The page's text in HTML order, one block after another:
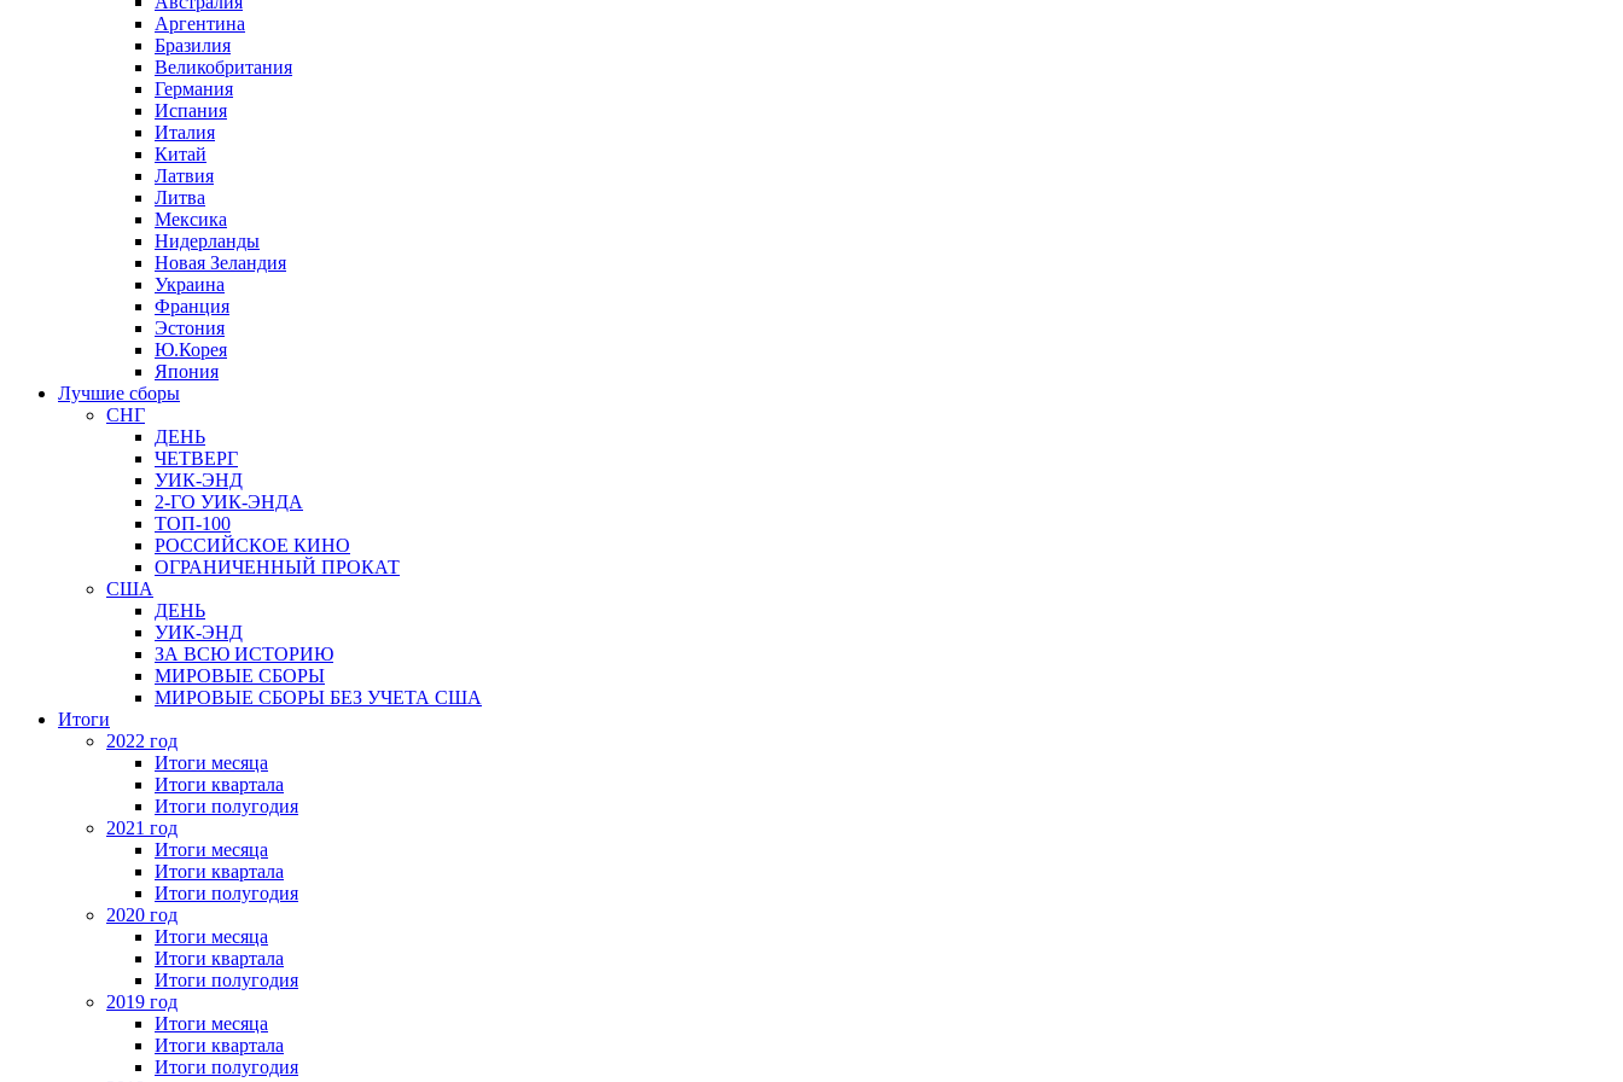
Аргентина
Бразилия
Великобритания
Германия
Испания
Италия
Китай
Латвия
Литва
Мексика
Нидерланды
Новая Зеландия
Украина
Франция
Эстония
Ю.Корея
Япония
Лучшие сборы
СНГ
ДЕНЬ
ЧЕТВЕРГ
УИК-ЭНД
2-ГО УИК-ЭНДА
ТОП-100
РОССИЙСКОЕ КИНО
ОГРАНИЧЕННЫЙ ПРОКАТ
США
ДЕНЬ
УИК-ЭНД
ЗА ВСЮ ИСТОРИЮ
МИРОВЫЕ СБОРЫ
МИРОВЫЕ СБОРЫ БЕЗ УЧЕТА США
Итоги
2022 год
Итоги месяца
Итоги квартала
Итоги полугодия
2021 год
Итоги месяца
Итоги квартала
Итоги полугодия
2020 год
Итоги месяца
Итоги квартала
Итоги полугодия
2019 год
Итоги месяца
Итоги квартала
Итоги полугодия